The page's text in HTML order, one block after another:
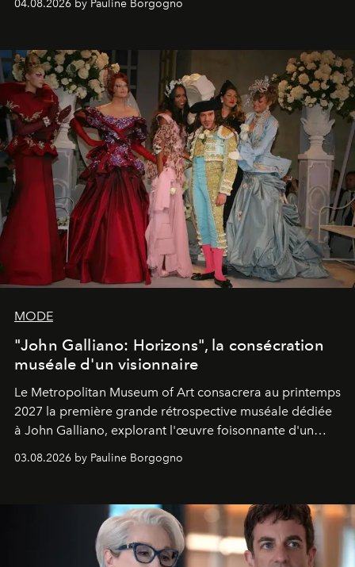
04.08.2026 by Pauline Borgogno
MODE
"John Galliano: Horizons", la consécration
muséale d'un visionnaire
Le Metropolitan Museum of Art consacrera au printemps
2027 la première grande rétrospective muséale dédiée
à John Galliano, explorant l'œuvre foisonnante d'un
créateur aussi visionnaire que controversé.
03.08.2026 by Pauline Borgogno